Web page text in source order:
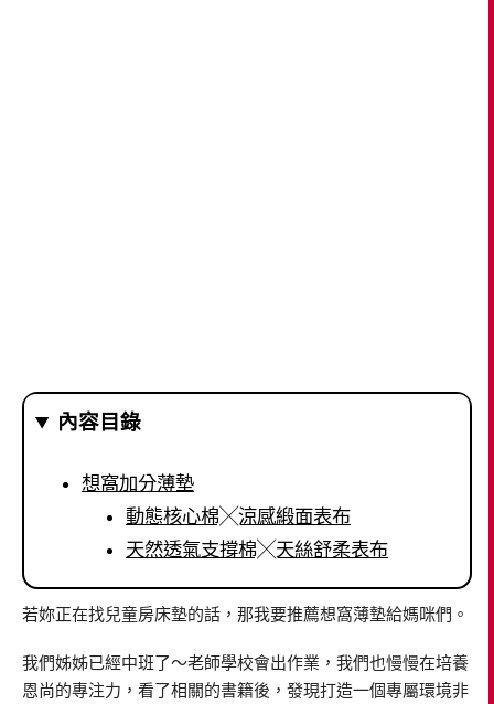
內容目錄
想窩加分薄墊
動態核心棉╳涼感緞面表布
天然透氣支撐棉╳天絲舒柔表布
若妳正在找兒童房床墊的話，那我要推薦想窩薄墊給媽咪們。
我們姊姊已經中班了～老師學校會出作業，我們也慢慢在培養
恩尚的專注力，看了相關的書籍後，發現打造一個專屬環境非